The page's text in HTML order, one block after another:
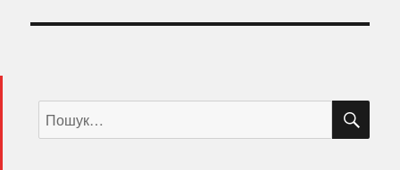
за
запитом: